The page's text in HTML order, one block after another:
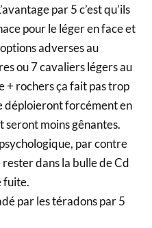
par 5 c’est qu’ils
pour le léger en face et
adverses au
ou 7 cavaliers légers au
+ rochers ça fait pas trop
déploieront forcément en
seront moins gênantes.
par contre
rester dans la bulle de Cd
fuite.
par les téradons par 5